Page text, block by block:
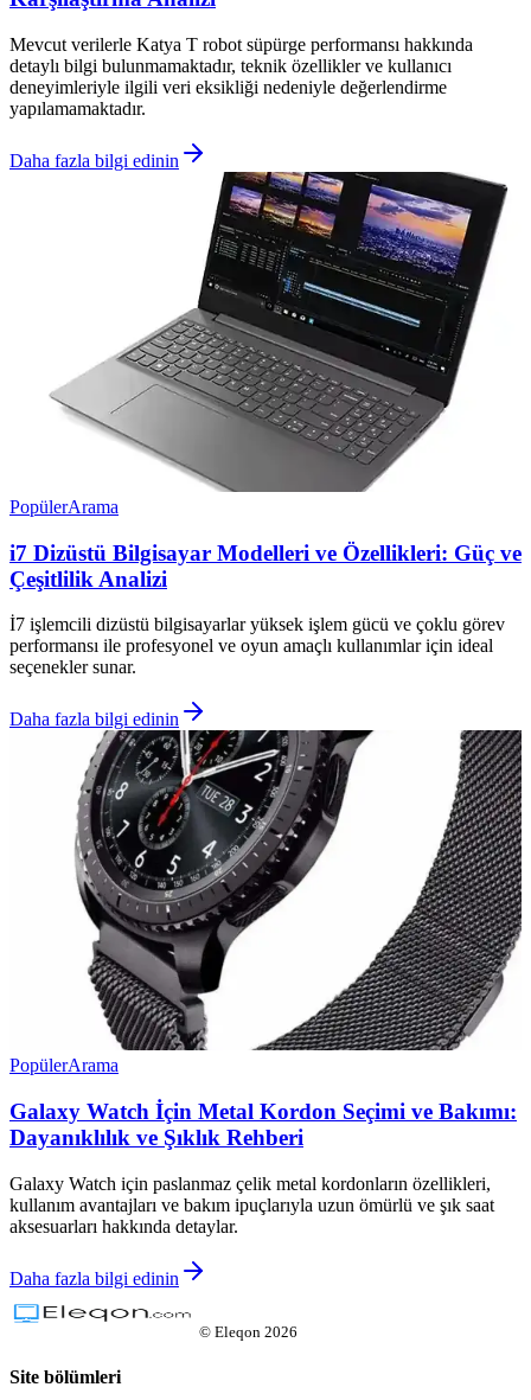
Mevcut verilerle Katya T robot süpürge performansı hakkında
detaylı bilgi bulunmamaktadır, teknik özellikler ve kullanıcı
deneyimleriyle ilgili veri eksikliği nedeniyle değerlendirme
yapılamamaktadır.
Daha fazla bilgi edinin
PopülerArama
i7 Dizüstü Bilgisayar Modelleri ve Özellikleri: Güç ve
Çeşitlilik Analizi
İ7 işlemcili dizüstü bilgisayarlar yüksek işlem gücü ve çoklu görev
performansı ile profesyonel ve oyun amaçlı kullanımlar için ideal
seçenekler sunar.
Daha fazla bilgi edinin
PopülerArama
Galaxy Watch İçin Metal Kordon Seçimi ve Bakımı:
Dayanıklılık ve Şıklık Rehberi
Galaxy Watch için paslanmaz çelik metal kordonların özellikleri,
kullanım avantajları ve bakım ipuçlarıyla uzun ömürlü ve şık saat
aksesuarları hakkında detaylar.
Daha fazla bilgi edinin
© Eleqon 2026
Site bölümleri